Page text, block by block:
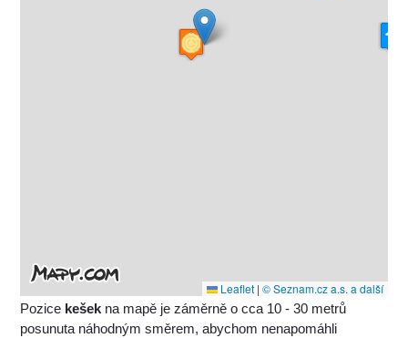
Leaflet | © Seznam.cz a.s. a další
Pozice kešek na mapě je záměrně o cca 10 - 30 metrů
posunuta náhodným směrem, abychom nenapomáhli